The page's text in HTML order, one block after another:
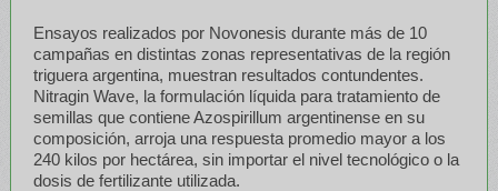
Ensayos realizados por Novonesis durante más de 10
campañas en distintas zonas representativas de la región
triguera argentina, muestran resultados contundentes.
Nitragin Wave, la formulación líquida para tratamiento de
semillas que contiene Azospirillum argentinense en su
composición, arroja una respuesta promedio mayor a los
240 kilos por hectárea, sin importar el nivel tecnológico o la
dosis de fertilizante utilizada.